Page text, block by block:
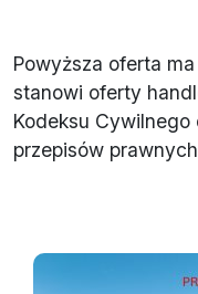
Powyższa oferta
stanowi oferty
Kodeksu Cywilnego
przepisów